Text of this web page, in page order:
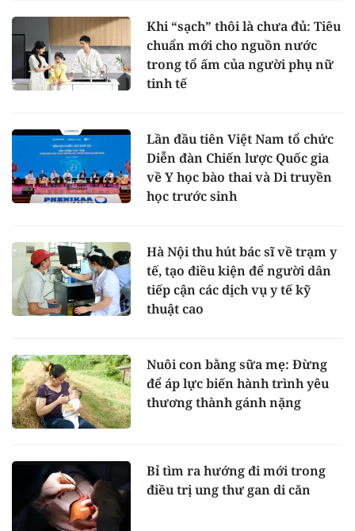
Khi “sạch” thôi là chưa đủ: Tiêu
chuẩn mới cho nguồn nước
trong tổ ấm của người phụ nữ
tinh tế
Lần đầu tiên Việt Nam tổ chức
Diễn đàn Chiến lược Quốc gia
về Y học bào thai và Di truyền
học trước sinh
Hà Nội thu hút bác sĩ về trạm y
tế, tạo điều kiện để người dân
tiếp cận các dịch vụ y tế kỹ
thuật cao
Nuôi con bằng sữa mẹ: Đừng
để áp lực biến hành trình yêu
thương thành gánh nặng
Bỉ tìm ra hướng đi mới trong
điều trị ung thư gan di căn